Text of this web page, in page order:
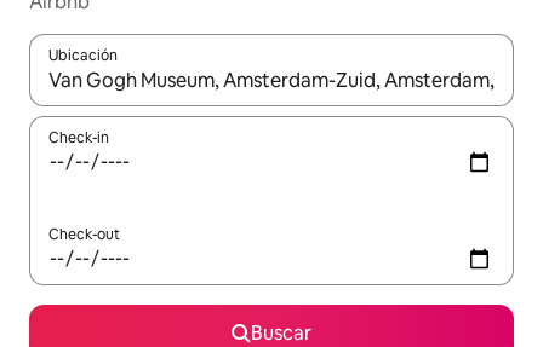
Ubicación
Cuando los resultados estén disponibles, navegá con las
Check-in
Check-out
Buscar